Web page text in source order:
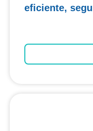
eficiente,